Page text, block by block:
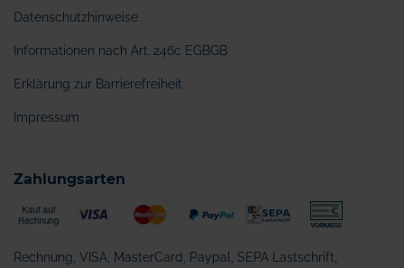
Datenschutzhinweise
Informationen nach Art. 246c EGBGB
Erklärung zur Barrierefreiheit
Impressum
Zahlungsarten
Rechnung, VISA, MasterCard, Paypal, SEPA Lastschrift,